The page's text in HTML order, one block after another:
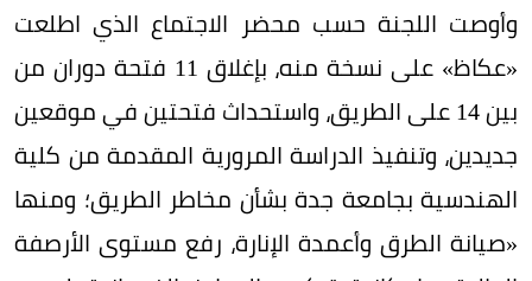
وأوصت اللجنة حسب محضر الاجتماع الذي اطلعت
«عكاظ» على نسخة منه، بإغلاق 11 فتحة دوران من
بين 14 على الطريق، واستحداث فتحتين في موقعين
جديدين، وتنفيذ الدراسة المرورية المقدمة من كلية
الهندسية بجامعة جدة بشأن مخاطر الطريق؛ ومنها
«صيانة الطرق وأعمدة الإنارة، رفع مستوى الأرصفة